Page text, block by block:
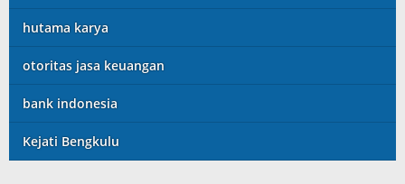
hutama karya
otoritas jasa keuangan
bank indonesia
Kejati Bengkulu